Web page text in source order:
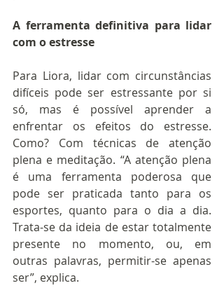
A ferramenta definitiva para lidar
com o estresse
Para Liora, lidar com circunstâncias
difíceis pode ser estressante por si
só, mas é possível aprender a
enfrentar os efeitos do estresse.
Como? Com técnicas de atenção
plena e meditação. “A atenção plena
é uma ferramenta poderosa que
pode ser praticada tanto para os
esportes, quanto para o dia a dia.
Trata-se da ideia de estar totalmente
presente no momento, ou, em
outras palavras, permitir-se apenas
ser”, explica.